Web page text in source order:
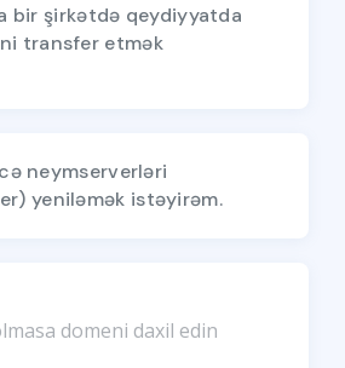
bir şirkətdə qeydiyyatda
transfer etmək
neymserverləri
yeniləmək istəyirəm.